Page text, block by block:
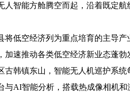
人智能方舱腾空而起，沿着既定
空经济列为重点培育的主导产
加速推动各类低空经济新业态蓬
镇东山，智能无人机巡护系统
与AI智能分析，搭载热成像相机